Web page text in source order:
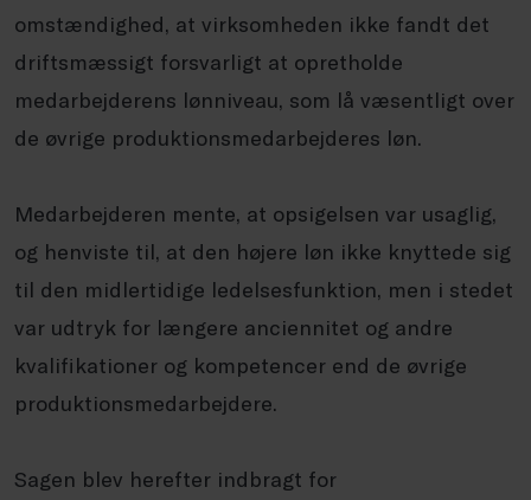
omstændighed, at virksomheden ikke fandt det
driftsmæssigt forsvarligt at opretholde
medarbejderens lønniveau, som lå væsentligt over
de øvrige produktionsmedarbejderes løn.
Medarbejderen mente, at opsigelsen var usaglig,
og henviste til, at den højere løn ikke knyttede sig
til den midlertidige ledelsesfunktion, men i stedet
var udtryk for længere anciennitet og andre
kvalifikationer og kompetencer end de øvrige
produktionsmedarbejdere.
Sagen blev herefter indbragt for